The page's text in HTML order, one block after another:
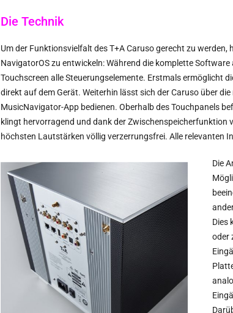
Die Technik
Um der Funktionsvielfalt des T+A Caruso gerecht zu
NavigatorOS zu entwickeln: Während die komplette
Touchscreen alle Steuerungselemente. Erstmals ermöglicht
direkt auf dem Gerät. Weiterhin lässt sich der Caruso über
MusicNavigator-App bedienen. Oberhalb des Touchpanels
klingt hervorragend und dank der Zwischenspeicherfunktion
höchsten Lautstärken völlig verzerrungsfrei. Alle relevanten
Die
Dies
oder